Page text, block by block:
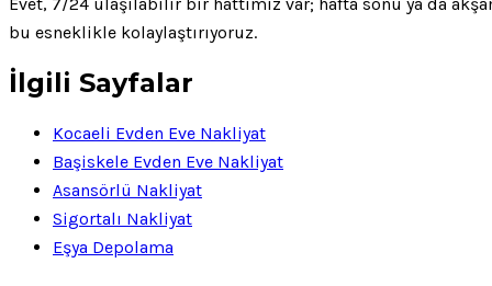
bu esneklikle kolaylaştırıyoruz.
İlgili Sayfalar
Kocaeli Evden Eve Nakliyat
Başiskele Evden Eve Nakliyat
Asansörlü Nakliyat
Sigortalı Nakliyat
Eşya Depolama